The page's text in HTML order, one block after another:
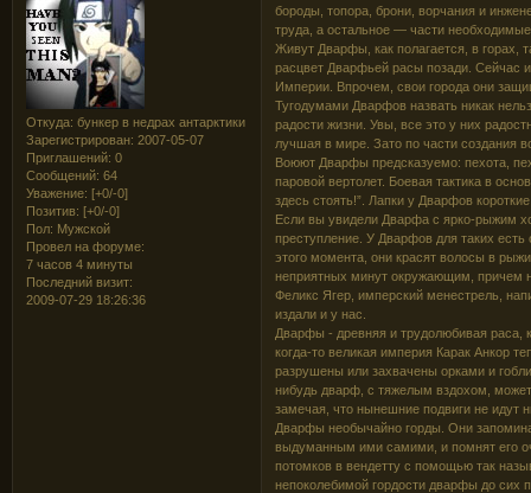
Откуда: бункер в недрах антарктики
Зарегистрирован: 2007-05-07
Приглашений: 0
Сообщений: 64
Уважение: [+0/-0]
Позитив: [+0/-0]
Пол: Мужской
Провел на форуме:
7 часов 4 минуты
Последний визит:
2009-07-29 18:26:36
бороды, топора, брони, ворчания и
труда, а остальное — части
Живут Дварфы, как полагается, в горах,
расцвет Дварфьей расы позади. Сейчас
Империи. Впрочем, свои города они
Тугодумами Дварфов назвать никак
радости жизни. Увы, все это у них
лучшая в мире. Зато по части создания
Воюют Дварфы предсказуемо: пехота,
паровой вертолет. Боевая тактика в
здесь стоять!”. Лапки у Дварфов
Если вы увидели Дварфа с ярко-рыжим
преступление. У Дварфов для таких
этого момента, они красят волосы в
неприятных минут окружающим, причем
Феликс Ягер, имперский менестрель,
издали и у нас.
Дварфы - древняя и трудолюбивая раса,
когда-то великая империя Карак Анкор
разрушены или захвачены орками и
нибудь дварф, с тяжелым вздохом,
замечая, что нынешние подвиги не идут
Дварфы необычайно горды. Они
выдуманным ими самими, и помнят его
потомков в вендетту с помощью так
непоколебимой гордости дварфы до сих